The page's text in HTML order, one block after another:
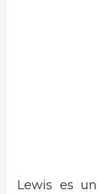
Lewis es